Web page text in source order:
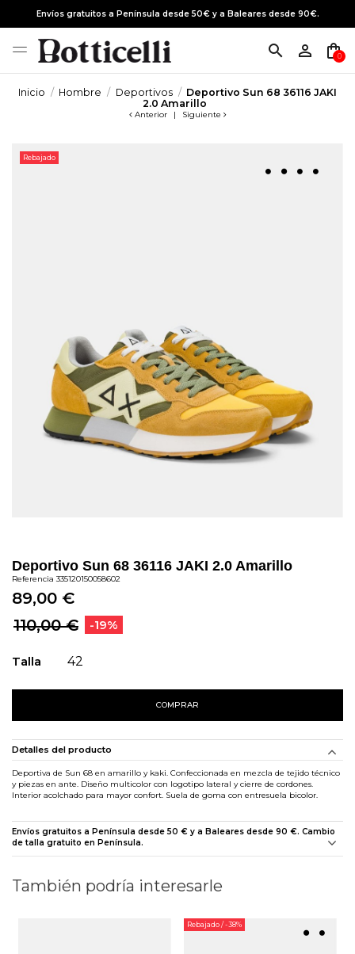
Envíos gratuitos a Península desde 50€ y a Baleares desde 90€.
search person_outline shopping_bag
0
Inicio Hombre Deportivos
Deportivo Sun 68 36116 JAKI
2.0 Amarillo
Anterior | Siguiente
Rebajado
Deportivo Sun 68 36116 JAKI 2.0 Amarillo
Referencia 335120150058602
89,00 €
110,00 €
-19%
Talla 42
COMPRAR
Detalles del producto
Deportiva de Sun 68 en amarillo y kaki. Confeccionada en mezcla de tejido técnico
y piezas en ante. Diseño multicolor con logotipo lateral y cierre de cordones.
Interior acolchado para mayor confort. Suela de goma con entresuela bicolor.
Envíos gratuitos a Península desde 50 € y a Baleares desde 90 €. Cambio
de talla gratuito en Península.
También podría interesarle
Rebajado/ -38%